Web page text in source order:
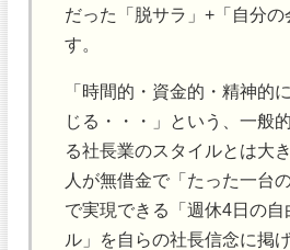
だった「脱サラ」+「自分
す。
「時間的・資金的・精神的
じる・・・」という、一般
る社長業のスタイルとは大
人が無借金で「たった一台
で実現できる「週休4日の自
ル」を自らの社長信念に掲げ